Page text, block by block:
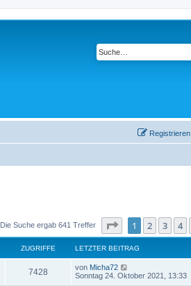
Registrieren
Die Suche ergab 641 Treffer Seite von13
1 2 3 4
ZUGRIFFE LETZTER BEITRAG
7428 von Micha72
Sonntag 24. Oktober 2021, 13:33